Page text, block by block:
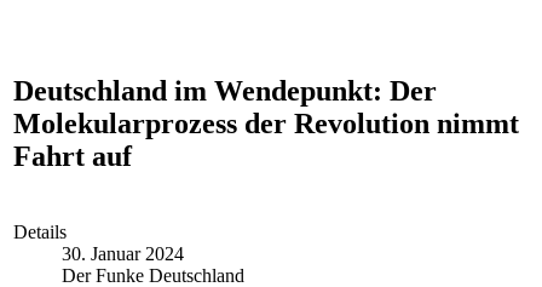
Deutschland im Wendepunkt: Der
Molekularprozess der Revolution nimmt
Fahrt auf
Details
30. Januar 2024
Der Funke Deutschland